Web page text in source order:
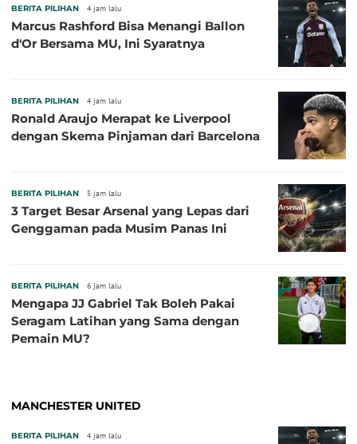
BERITA PILIHAN 4 jam lalu
Marcus Rashford Bisa Menangi Ballon
d'Or Bersama MU, Ini Syaratnya
BERITA PILIHAN 4 jam lalu
Ronald Araujo Merapat ke Liverpool
dengan Skema Pinjaman dari Barcelona
BERITA PILIHAN 5 jam lalu
3 Target Besar Arsenal yang Lepas dari
Genggaman pada Musim Panas Ini
BERITA PILIHAN 6 jam lalu
Mengapa JJ Gabriel Tak Boleh Pakai
Seragam Latihan yang Sama dengan
Pemain MU?
MANCHESTER UNITED
BERITA PILIHAN 4 jam lalu